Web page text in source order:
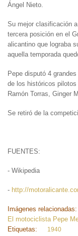
Ángel Nieto.
Su mejor clasificación
tercera posición en el
alicantino que lograba
aquella temporada
Pepe disputó 4
de los históricos
Ramón Torras, Ginger
Se retiró de la
FUENTES:
- Wikipedia
- http://
Imágenes relacionadas:
El motociclista Pepe
Etiquetas:
1940